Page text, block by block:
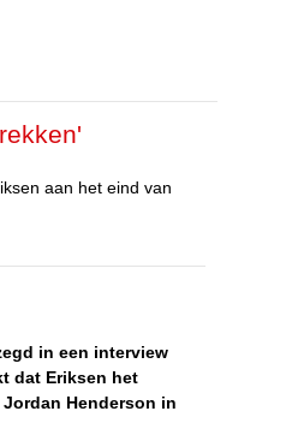
aan het eind van
in een interview
dat Eriksen het
Henderson in